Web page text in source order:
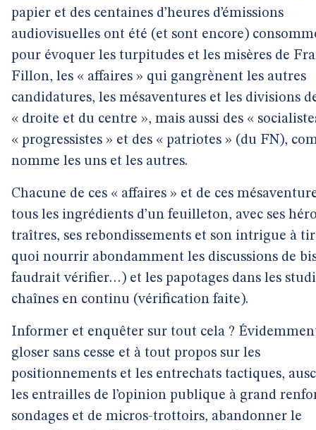
papier et des centaines d’heures d’émissions
audiovisuelles ont été (et sont encore)
pour évoquer les turpitudes et les misères de
Fillon, les « affaires » qui gangrènent les autres
candidatures, les mésaventures et les divisions
« droite et du centre », mais aussi des «
« progressistes » et des « patriotes » (du FN),
nomme les uns et les autres.
Chacune de ces « affaires » et de ces
tous les ingrédients d’un feuilleton, avec ses
traîtres, ses rebondissements et son intrigue à
quoi nourrir abondamment les discussions de
faudrait vérifier…) et les papotages dans les
chaînes en continu (vérification faite).
Informer et enquêter sur tout cela ?
gloser sans cesse et à tout propos sur les
positionnements et les entrechats tactiques,
les entrailles de l’opinion publique à grand
sondages et de micros-trottoirs, abandonner le